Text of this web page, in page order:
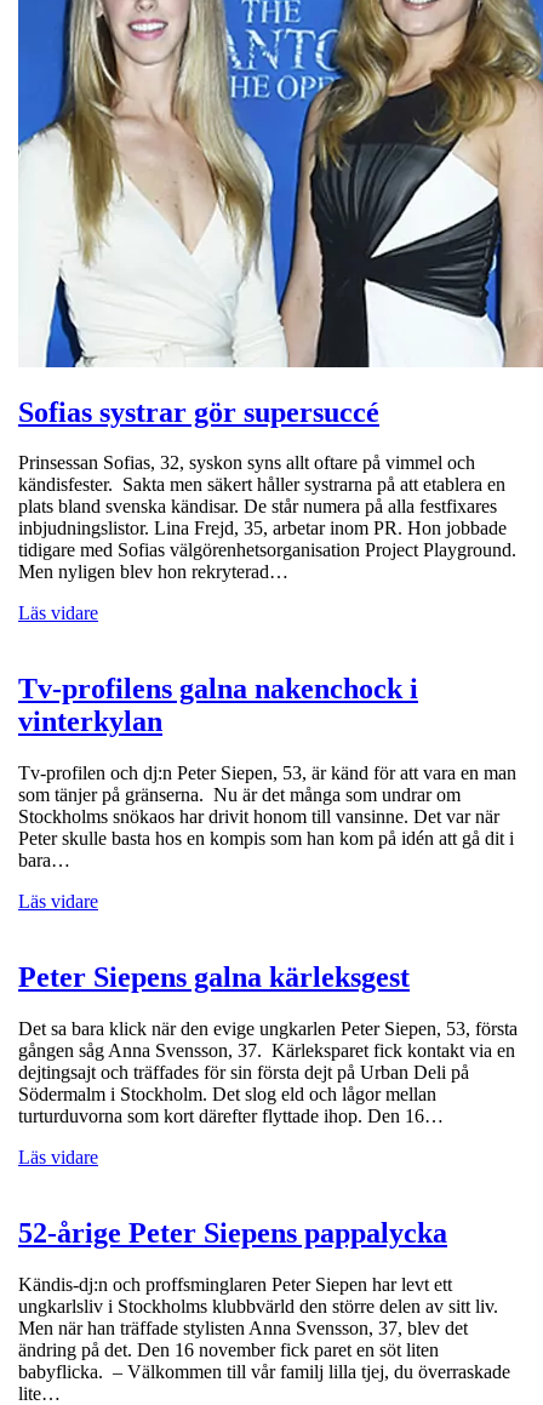
Sofias systrar gör supersuccé
Prinsessan Sofias, 32, syskon syns allt oftare på vimmel och
kändisfester. Sakta men säkert håller systrarna på att etablera en
plats bland svenska kändisar. De står numera på alla festfixares
inbjudningslistor. Lina Frejd, 35, arbetar inom PR. Hon jobbade
tidigare med Sofias välgörenhetsorganisation Project Playground.
Men nyligen blev hon rekryterad…
Läs vidare
Tv-profilens galna nakenchock i
vinterkylan
Tv-profilen och dj:n Peter Siepen, 53, är känd för att vara en man
som tänjer på gränserna. Nu är det många som undrar om
Stockholms snökaos har drivit honom till vansinne. Det var när
Peter skulle basta hos en kompis som han kom på idén att gå dit i
bara…
Läs vidare
Peter Siepens galna kärleksgest
Det sa bara klick när den evige ungkarlen Peter Siepen, 53, första
gången såg Anna Svensson, 37. Kärleksparet fick kontakt via en
dejtingsajt och träffades för sin första dejt på Urban Deli på
Södermalm i Stockholm. Det slog eld och lågor mellan
turturduvorna som kort därefter flyttade ihop. Den 16…
Läs vidare
52-årige Peter Siepens pappalycka
Kändis-dj:n och proffsminglaren Peter Siepen har levt ett
ungkarlsliv i Stockholms klubbvärld den större delen av sitt liv.
Men när han träffade stylisten Anna Svensson, 37, blev det
ändring på det. Den 16 november fick paret en söt liten
babyflicka. – Välkommen till vår familj lilla tjej, du överraskade
lite…